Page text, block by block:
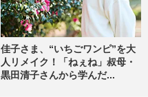
佳子さま、“いちごワンピ”を大
人リメイク！「ねぇね」叔母・
黒田清子さんから学んだ...